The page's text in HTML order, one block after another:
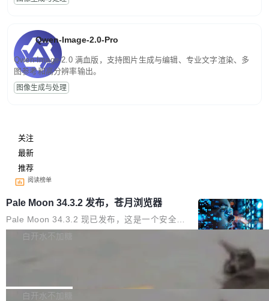
Qwen-Image-2.0-Pro
Qwen-Image-2.0 满血版，支持图片生成与编辑、专业文字渲染、多
图参考和高分辨率输出。
图像生成与处理
关注
最新
推荐
阅读榜单
Pale Moon 34.3.2 发布，苍月浏览器
Pale Moon 34.3.2 现已发布，这是一个安全更
新和少量网页兼容性修复版本。 Changes/fixe
容提供的字体时出现的几个问题 为避免音频加
白开水不加糖
发布的 Release Notes，他利用 AI 工具（如 Co
白开水不加糖